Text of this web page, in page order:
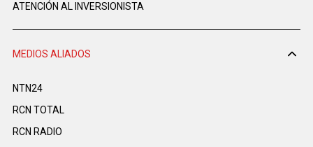
ATENCIÓN AL INVERSIONISTA
MEDIOS ALIADOS
NTN24
RCN TOTAL
RCN RADIO